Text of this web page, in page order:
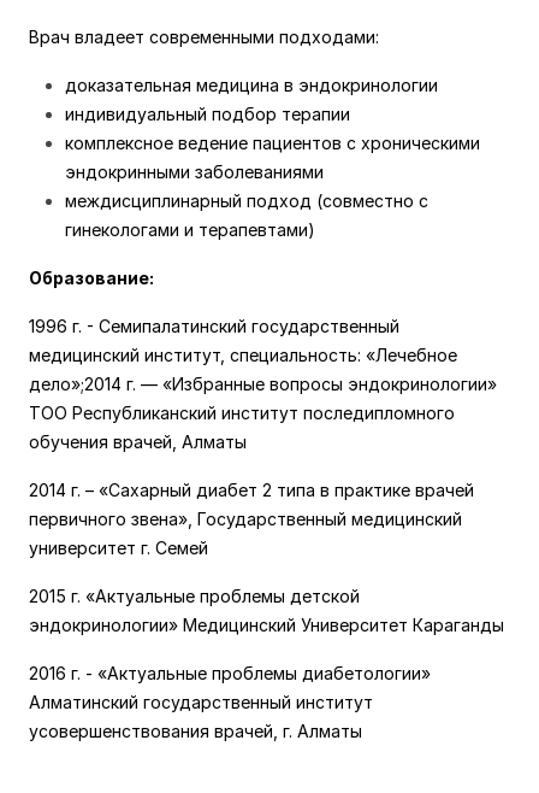
Врач владеет современными подходами:
доказательная медицина в эндокринологии
индивидуальный подбор терапии
комплексное ведение пациентов с хроническими
эндокринными заболеваниями
междисциплинарный подход (совместно с
гинекологами и терапевтами)
Образование:
1996 г. - Семипалатинский государственный
медицинский институт, специальность: «Лечебное
дело»;2014 г. — «Избранные вопросы эндокринологии»
ТОО Республиканский институт последипломного
обучения врачей, Алматы
2014 г. – «Сахарный диабет 2 типа в практике врачей
первичного звена», Государственный медицинский
университет г. Семей
2015 г. «Актуальные проблемы детской
эндокринологии» Медицинский Университет Караганды
2016 г. - «Актуальные проблемы диабетологии»
Алматинский государственный институт
усовершенствования врачей, г. Алматы